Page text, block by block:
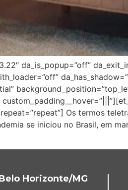
da_is_popup=”off”
Os termos
se iniciou no Brasil, em
Horizonte/MG